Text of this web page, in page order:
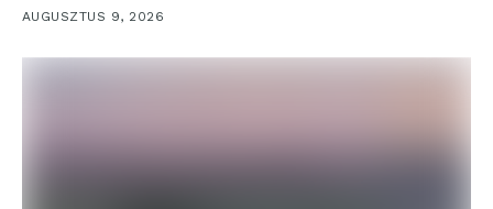
AUGUSZTUS 9, 2026